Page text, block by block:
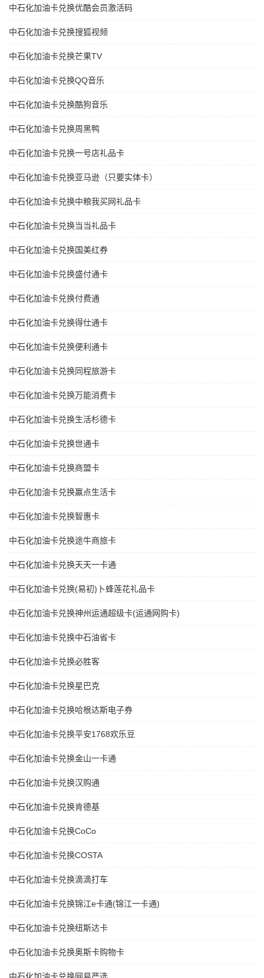
中石化加油卡兑换优酷会员激活码
中石化加油卡兑换搜狐视频
中石化加油卡兑换芒果TV
中石化加油卡兑换QQ音乐
中石化加油卡兑换酷狗音乐
中石化加油卡兑换周黑鸭
中石化加油卡兑换一号店礼品卡
中石化加油卡兑换亚马逊（只要实体卡）
中石化加油卡兑换中粮我买网礼品卡
中石化加油卡兑换当当礼品卡
中石化加油卡兑换国美红券
中石化加油卡兑换盛付通卡
中石化加油卡兑换付费通
中石化加油卡兑换得仕通卡
中石化加油卡兑换便利通卡
中石化加油卡兑换同程旅游卡
中石化加油卡兑换万能消费卡
中石化加油卡兑换生活杉德卡
中石化加油卡兑换世通卡
中石化加油卡兑换商盟卡
中石化加油卡兑换赢点生活卡
中石化加油卡兑换智惠卡
中石化加油卡兑换途牛商旅卡
中石化加油卡兑换天天一卡通
中石化加油卡兑换(易初)卜蜂莲花礼品卡
中石化加油卡兑换神州运通超级卡(运通网购卡)
中石化加油卡兑换中石油省卡
中石化加油卡兑换必胜客
中石化加油卡兑换星巴克
中石化加油卡兑换哈根达斯电子券
中石化加油卡兑换平安1768欢乐豆
中石化加油卡兑换金山一卡通
中石化加油卡兑换汉购通
中石化加油卡兑换肯德基
中石化加油卡兑换CoCo
中石化加油卡兑换COSTA
中石化加油卡兑换滴滴打车
中石化加油卡兑换锦江e卡通(锦江一卡通)
中石化加油卡兑换纽斯达卡
中石化加油卡兑换奥斯卡购物卡